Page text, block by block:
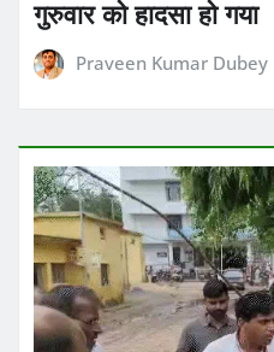
गुरुवार को हादसा हो गया
Praveen Kumar Dubey